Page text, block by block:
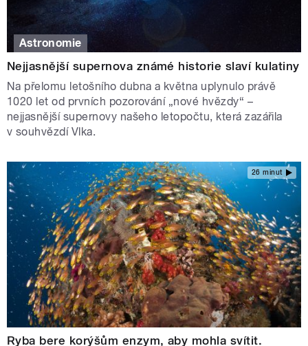
Astronomie
Nejjasnější supernova známé historie slaví kulatiny
Na přelomu letošního dubna a května uplynulo právě
1020 let od prvních pozorování „nové hvězdy“ –
nejjasnější supernovy našeho letopočtu, která zazářila
v souhvězdí Vlka.
26 minut
Ryba bere korýšům enzym, aby mohla svítit.